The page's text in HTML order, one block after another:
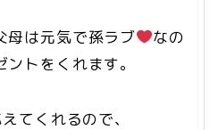
母は元気で孫ラブ
なの
トをくれます。
てくれるので、